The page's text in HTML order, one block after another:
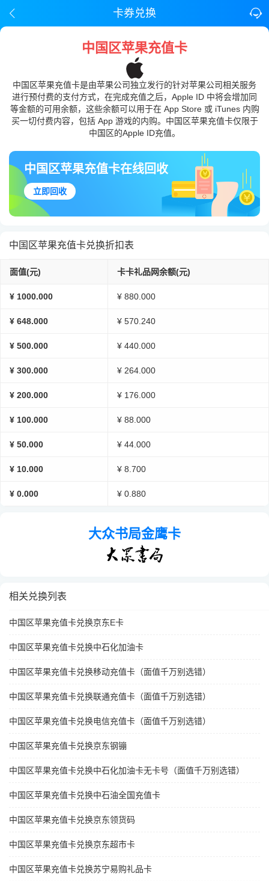
卡券兑换
中国区苹果充值卡
中国区苹果充值卡是由苹果公司独立发行的针对苹果公司相关服务
进行预付费的支付方式，在完成充值之后，Apple ID 中将会增加同
等金额的可用余额，这些余额可以用于在 App Store 或 iTunes 内购
买一切付费内容，包括 App 游戏的内购。中国区苹果充值卡仅限于
中国区的Apple ID充值。
中国区苹果充值卡在线回收
立即回收
中国区苹果充值卡兑换折扣表
面值(元) 卡卡礼品网余额(元)
¥ 1000.000 ¥ 880.000
¥ 648.000 ¥ 570.240
¥ 500.000 ¥ 440.000
¥ 300.000 ¥ 264.000
¥ 200.000 ¥ 176.000
¥ 100.000 ¥ 88.000
¥ 50.000 ¥ 44.000
¥ 10.000 ¥ 8.700
¥ 0.000 ¥ 0.880
大众书局金鹰卡
相关兑换列表
中国区苹果充值卡兑换京东E卡
中国区苹果充值卡兑换中石化加油卡
中国区苹果充值卡兑换移动充值卡（面值千万别选错）
中国区苹果充值卡兑换联通充值卡（面值千万别选错）
中国区苹果充值卡兑换电信充值卡（面值千万别选错）
中国区苹果充值卡兑换京东钢镚
中国区苹果充值卡兑换中石化加油卡无卡号（面值千万别选错）
中国区苹果充值卡兑换中石油全国充值卡
中国区苹果充值卡兑换京东领货码
中国区苹果充值卡兑换京东超市卡
中国区苹果充值卡兑换苏宁易购礼品卡